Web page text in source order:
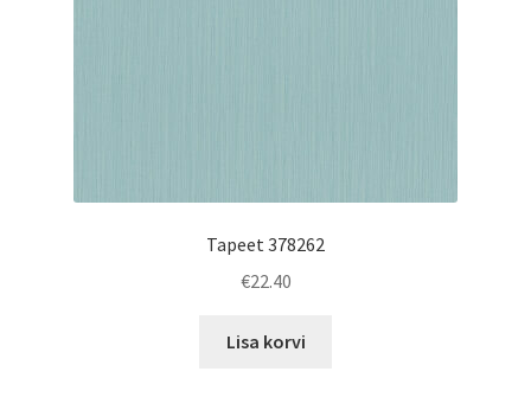
Tapeet 378262
€22.40
Lisa korvi